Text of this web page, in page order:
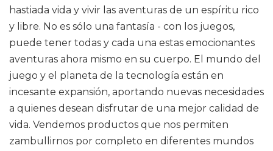
hastiada vida y vivir las aventuras de un espíritu rico
y libre. No es sólo una fantasía - con los juegos,
puede tener todas y cada una estas emocionantes
aventuras ahora mismo en su cuerpo. El mundo del
juego y el planeta de la tecnología están en
incesante expansión, aportando nuevas necesidades
a quienes desean disfrutar de una mejor calidad de
vida. Vendemos productos que nos permiten
zambullirnos por completo en diferentes mundos